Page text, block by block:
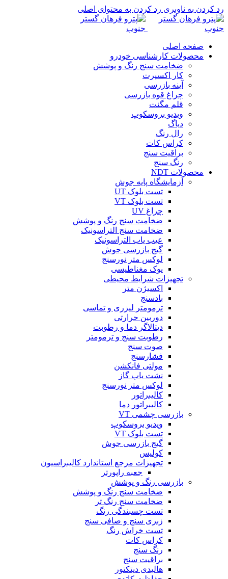
رد کردن به ناوبری رد کردن به محتوای اصلی
صفحه اصلی
محصولات کارشناسی خودرو
ضخامت سنج رنگ و پوشش
کار اکسپرت
آینه بازرسی
چراغ قوه بازرسی
قلم مگنت
ویدیو بروسکوپ
دیاگ
رال رنگ
کراس کات
براقیت سنج
رنگ سنج
محصولات NDT
آزمایشگاه پایه جوش
تست بلوک UT
تست بلوک VT
چراغ UV
ضخامت سنج رنگ و پوشش
ضخامت سنج التراسونیک
عیب یاب التراسونیک
گیج بازرسی جوش
لوکس متر نورسنج
یوک مغناطیسی
تجهیزات شرایط محیطی
اکسیژن متر
بادسنج
ترمومتر لیزری و تماسی
دوربین حرارتی
دیتالاگر دما و رطوبت
رطوبت سنج و ترمومتر
صوت سنج
فشارسنج
مولتی فانکشن
نشت یاب گاز
لوکس متر نورسنج
کالیبراتور
کالیبراتور دما
بازرسی چشمی VT
ویدیو بروسکوپ
تست بلوک VT
گیج بازرسی جوش
کولیس
تجهیزات مرجع استاندارد کالیبراسیون
جعبه راپورتر
بازرسی رنگ و پوشش
ضخامت سنج رنگ و پوشش
ضخامت سنج رنگ تر
تست چسبندگی رنگ
زبری سنج و صافی سنج
تست خراش رنگ
کراس کات
رنگ سنج
براقیت سنج
هالیدی دیتکتور